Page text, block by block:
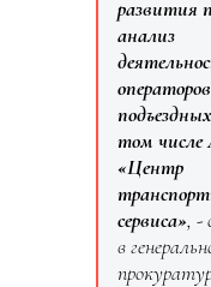
развития
анализ
операторов
том
«Центр
сервиса», -
в